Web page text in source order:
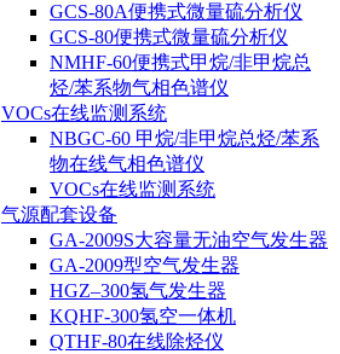
GCS-80A便携式微量硫分析仪
GCS-80便携式微量硫分析仪
NMHF-60便携式甲烷/非甲烷总
烃/苯系物气相色谱仪
VOCs在线监测系统
NBGC-60 甲烷/非甲烷总烃/苯系
物在线气相色谱仪
VOCs在线监测系统
气源配套设备
GA-2009S大容量无油空气发生器
GA-2009型空气发生器
HGZ–300氢气发生器
KQHF-300氢空一体机
QTHF-80在线除烃仪